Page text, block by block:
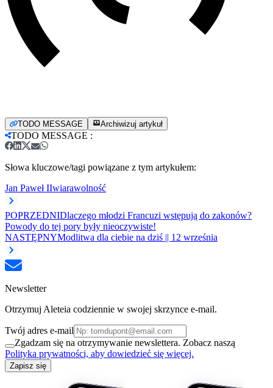
TODO MESSAGE Archiwizuj artykuł
TODO MESSAGE :
Słowa kluczowe/tagi powiązane z tym artykułem:
Jan Paweł IIwiarawolność
POPRZEDNIDlaczego młodzi Francuzi wstępują do zakonów?
Powody do tej pory były nieoczywiste!
NASTĘPNYModlitwa dla ciebie na dziś || 12 września
Newsletter
Otrzymuj Aleteia codziennie w swojej skrzynce e-mail.
Twój adres e-mail
Zgadzam się na otrzymywanie newslettera. Zobacz naszą
Polityka prywatności, aby dowiedzieć się więcej.
Zapisz się